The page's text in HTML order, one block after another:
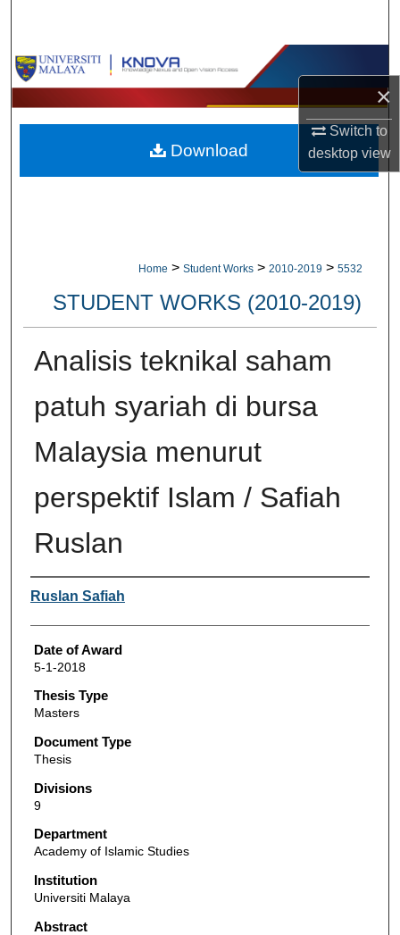
×
Switch to
desktopview
Browse Collections
My Account
About
Home > Student Works > 2010-2019 > 5532
STUDENT WORKS (2010-2019)
Analisis teknikal saham
patuh syariah di bursa
Malaysia menurut
perspektif Islam / Safiah
Ruslan
Author
Ruslan Safiah
Date of Award
5-1-2018
Thesis Type
Masters
Document Type
Thesis
Divisions
9
Department
Academy of Islamic Studies
Institution
Universiti Malaya
Abstract
Download